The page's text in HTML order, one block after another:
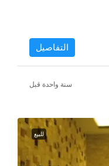
التفاصيل
‏سنة واحدة قبل
للبيع